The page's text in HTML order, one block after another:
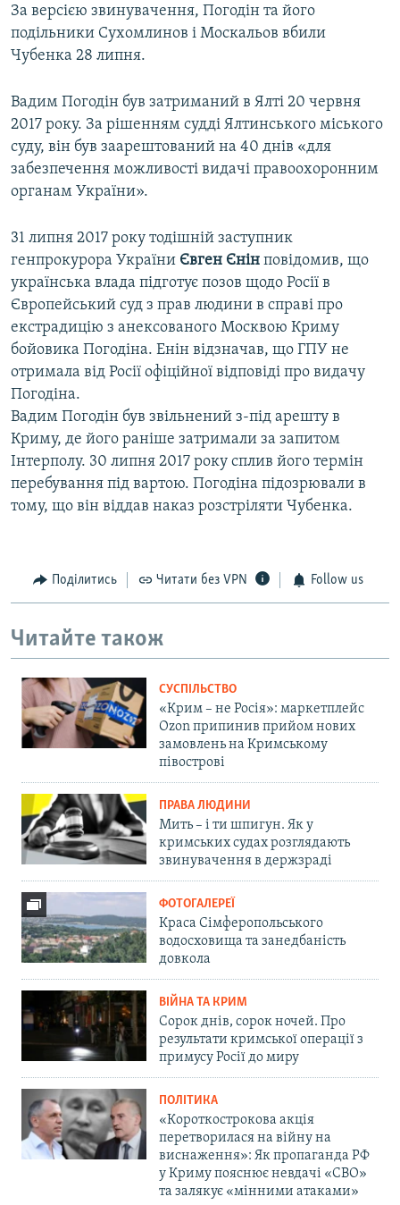
За версією звинувачення, Погодін та його
подільники Сухомлинов і Москальов вбили
Чубенка 28 липня.
Вадим Погодін був затриманий в Ялті 20 червня
2017 року. За рішенням судді Ялтинського міського
суду, він був заарештований на 40 днів «для
забезпечення можливості видачі правоохоронним
органам України».
31 липня 2017 року тодішній заступник
генпрокурора України Євген Єнін повідомив, що
українська влада підготує позов щодо Росії в
Європейський суд з прав людини в справі про
екстрадицію з анексованого Москвою Криму
бойовика Погодіна. Енін відзначав, що ГПУ не
отримала від Росії офіційної відповіді про видачу
Погодіна.
Вадим Погодін був звільнений з-під арешту в
Криму, де його раніше затримали за запитом
Інтерполу. 30 липня 2017 року сплив його термін
перебування під вартою. Погодіна підозрювали в
тому, що він віддав наказ розстріляти Чубенка.
Поділитись Читати без VPN Follow us
Читайте також
СУСПІЛЬСТВО
«Крим – не Росія»: маркетплейс
Ozon припинив прийом нових
замовлень на Кримському
півострові
ПРАВА ЛЮДИНИ
Мить – і ти шпигун. Як у
кримських судах розглядають
звинувачення в держзраді
ФОТОГАЛЕРЕЇ
Краса Сімферопольського
водосховища та занедбаність
довкола
ВІЙНА ТА КРИМ
Сорок днів, сорок ночей. Про
результати кримської операції з
примусу Росії до миру
ПОЛІТИКА
«Короткострокова акція
перетворилася на війну на
виснаження»: Як пропаганда РФ
у Криму пояснює невдачі «СВО»
та залякує «мінними атаками»